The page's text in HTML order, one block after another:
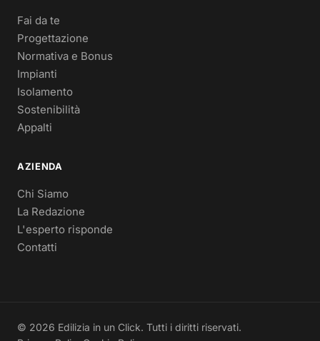
Fai da te
Progettazione
Normativa e Bonus
Impianti
Isolamento
Sostenibilità
Appalti
AZIENDA
Chi Siamo
La Redazione
L'esperto risponde
Contatti
© 2026 Edilizia in un Click. Tutti i diritti riservati.